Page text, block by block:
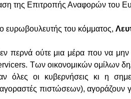
της Επιτροπής Αναφορών του
ο ευρωβουλευτής του κόμματος,
περνά ούτε μια μέρα που να μην
Των οικονομικών ομίλων
όλες οι κυβερνήσεις κι η
αγοραστές πιστώσεων), αγοράζουν